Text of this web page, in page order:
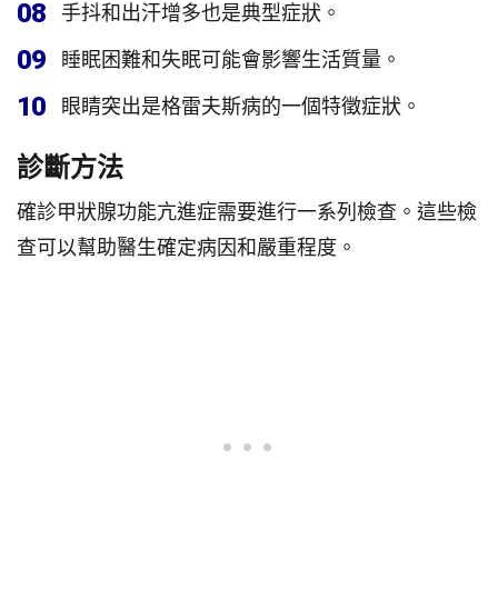
08 手抖和出汗增多也是典型症狀。
09 睡眠困難和失眠可能會影響生活質量。
10 眼睛突出是格雷夫斯病的一個特徵症狀。
診斷方法
確診甲狀腺功能亢進症需要進行一系列檢查。這些檢
查可以幫助醫生確定病因和嚴重程度。